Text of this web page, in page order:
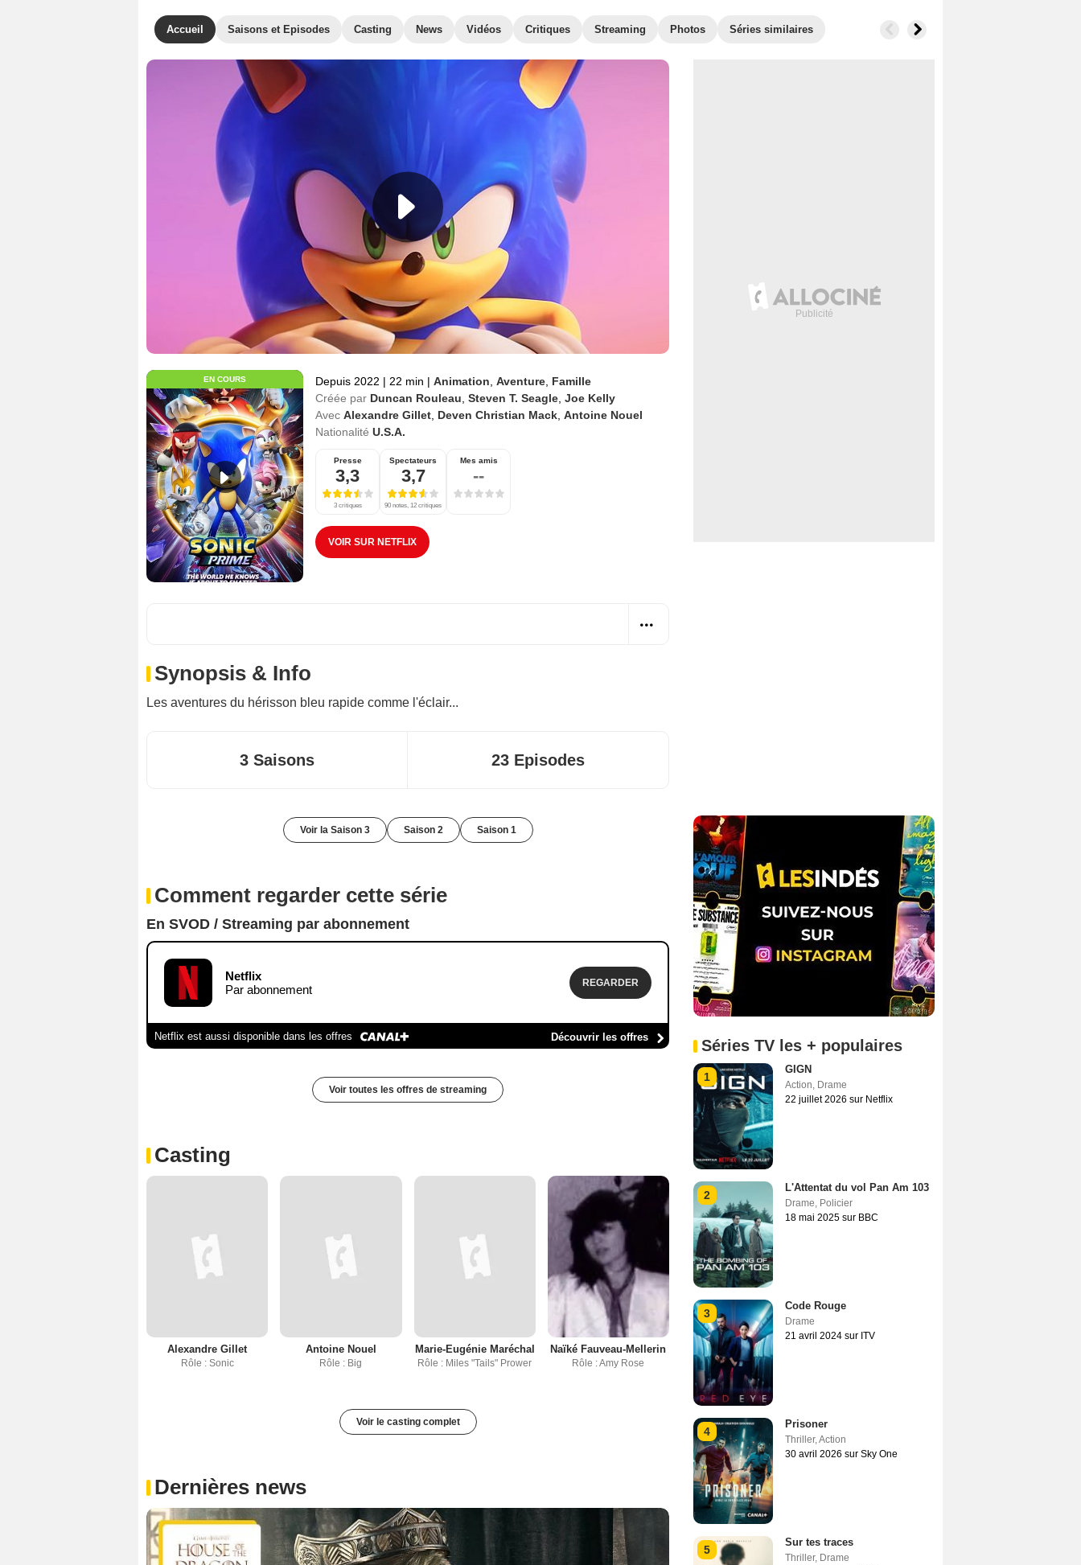
Accueil Saisons et Episodes Casting News Vidéos Critiques Streaming Photos Séries similaires
EN COURS Depuis 2022 | 22 min | Animation Aventure Famille
Créée par Duncan Rouleau Steven T. Seagle Joe Kelly
Avec Alexandre Gillet Deven Christian Mack Antoine Nouel
Nationalité U.S.A.
Presse
3,3
3 critiques
Spectateurs
3,7
90 notes, 12 critiques
Mes amis
--
VOIR SUR NETFLIX
Synopsis & Info
Les aventures du hérisson bleu rapide comme l'éclair...
3 Saisons 23 Episodes
Voir la Saison 3 Saison 2 Saison 1
Comment regarder cette série
En SVOD / Streaming par abonnement
Netflix
Par abonnement
REGARDER
Netflix est aussi disponible dans les offres Découvrir les offres
Voir toutes les offres de streaming
Casting
Alexandre Gillet
Rôle : Sonic
Antoine Nouel
Rôle : Big
Marie-Eugénie Maréchal
Rôle : Miles "Tails" Prower
Naïké Fauveau-Mellerin
Rôle : Amy Rose
Voir le casting complet
Dernières news
Séries TV les + populaires
1
GIGN
Action, Drame
22 juillet 2026 sur Netflix
2
L'Attentat du vol Pan Am 103
Drame, Policier
18 mai 2025 sur BBC
3
Code Rouge
Drame
21 avril 2024 sur ITV
4
Prisoner
Thriller,Action
30 avril 2026 sur Sky One
5
Sur tes traces
Thriller, Drame